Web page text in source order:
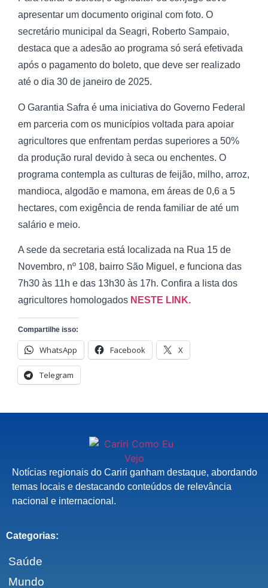
apresentar um documento original com foto. O
secretário municipal da Seagri, Roberto Sampaio,
destaca que a adesão ao programa só será efetivada
após o pagamento do boleto, que deve ser realizado
até o dia 30 de janeiro de 2025.
O Garantia Safra é uma iniciativa do Governo Federal
em parceria com os municípios voltada para apoiar
agricultores que enfrentam perdas superiores a 50%
da produção rural devido à seca ou enchentes. O
programa contempla as culturas de feijão, milho, arroz,
mandioca, algodão e mamona, em áreas de 0,6 a 5
hectares, com exigência de renda familiar de até um
salário e meio.
A sede da secretaria está localizada na Rua 15 de
Novembro, nº 108, bairro São Miguel, e funciona das
7h30 às 11h e das 13h30 às 17h. Confira a lista dos
agricultores homologados NESTE LINK.
Compartilhe isso:
WhatsApp Facebook X
Telegram
Notícias regionais do Cariri ganham destaque, abordando
temas locais e destacando conteúdos de relevância
nacional e internacional.
Categorias:
Saúde
Mundo